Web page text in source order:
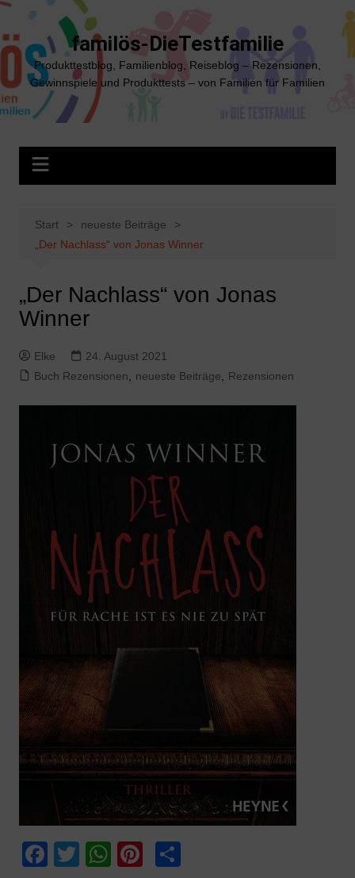
Zum
springen
familös-DieTestfamilie
Produkttestblog, Familienblog, Reiseblog – Rezensionen,
Gewinnspiele und Produkttests – von Familien für Familien
Start
neueste Beiträge
„Der Nachlass“ von Jonas Winner
„Der Nachlass“ von Jonas
Winner
Elke
24. August 2021
Buch Rezensionen
neueste Beiträge Rezensionen
F T W Pi T